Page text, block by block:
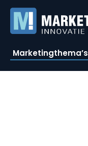
Marketingthema’s